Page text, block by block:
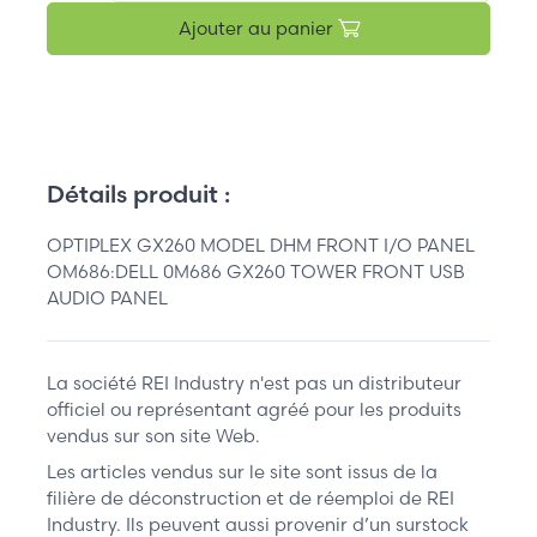
Ajouter au panier
Détails produit :
OPTIPLEX GX260 MODEL DHM FRONT I/O PANEL
OM686:DELL 0M686 GX260 TOWER FRONT USB
AUDIO PANEL
La société REI Industry n'est pas un distributeur
officiel ou représentant agréé pour les produits
vendus sur son site Web.
Les articles vendus sur le site sont issus de la
filière de déconstruction et de réemploi de REI
Industry. Ils peuvent aussi provenir d’un surstock